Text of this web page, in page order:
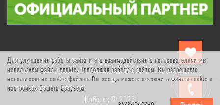
Для улучшения работы сайта и его взаимодействия с пользователями мы
используем файлы cookie. Продолжая работу с сайтом, Вы разрешаете
использование cookie-файлов. Вы всегда можете отключить файлы cookie в
настройках Вашего браузера
Нобетек © 2026